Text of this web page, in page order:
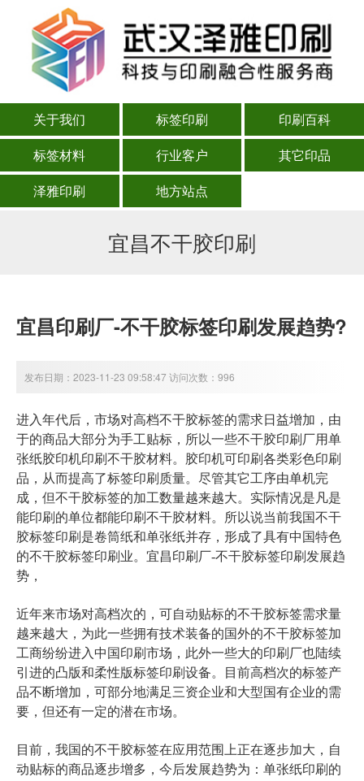
关于我们 标签印刷
印刷百科
标签材料
行业客户
其它印品
泽雅印刷
地方站点
宜昌不干胶印刷
宜昌印刷厂-不干胶标签印刷发展趋势?
发布日期：2023-11-23 09:58:47 访问次数：996
进入年代后，市场对高档不干胶标签的需求日益增加，由
于的商品大部分为手工贴标，所以一些不干胶印刷厂用单
张纸胶印机印刷不干胶材料。胶印机可印刷各类彩色印刷
品，从而提高了标签印刷质量。尽管其它工序由单机完
成，但不干胶标签的加工数量越来越大。实际情况是凡是
能印刷的单位都能印刷不干胶材料。所以说当前我国不干
胶标签印刷是卷筒纸和单张纸并存，形成了具有中国特色
的不干胶标签印刷业。宜昌印刷厂-不干胶标签印刷发展趋
势，
近年来市场对高档次的，可自动贴标的不干胶标签需求量
越来越大，为此一些拥有技术装备的国外的不干胶标签加
工商纷纷进入中国印刷市场，此外一些大的印刷厂也陆续
引进的凸版和柔性版标签印刷设备。目前高档次的标签产
品不断增加，可部分地满足三资企业和大型国有企业的需
要，但还有一定的潜在市场。
目前，我国的不干胶标签在应用范围上正在逐步加大，自
动贴标的商品逐步增多，今后发展趋势为：单张纸印刷的